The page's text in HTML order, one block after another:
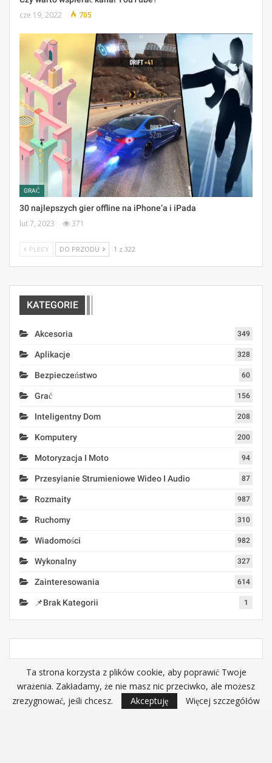
cze 19, 2022 705
GRAĆ
30 najlepszych gier offline na iPhone’a i iPada
lut 7, 2023 371
PLECY DO PRZODU 1 z 322
KATEGORIE
Akcesoria 349
Aplikacje 328
Bezpieczeństwo 60
Grać 156
Inteligentny Dom 208
Komputery 200
Motoryzacja I Moto 94
Przesyłanie Strumieniowe Wideo I Audio 87
Rozmaity 987
Ruchomy 310
Wiadomości 982
Wykonalny 327
Zainteresowania 614
📌Brak Kategorii 1
Ta strona korzysta z plików cookie, aby poprawić Twoje
wrażenia. Zakładamy, że nie masz nic przeciwko, ale możesz
zrezygnować, jeśli chcesz.
Akceptuję Więcej szczegółów